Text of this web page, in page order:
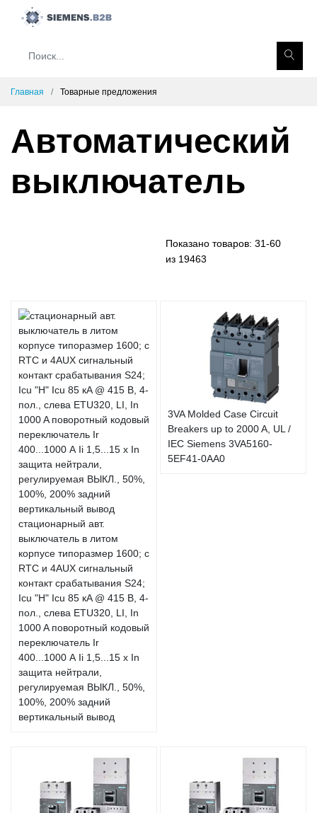
Главная Товарные предложения
Автоматический
выключатель
Показано товаров: 31-60
из 19463
стационарный авт.
выключатель в литом
корпусе типоразмер 1600; с
RTC и 4AUX сигнальный
контакт срабатывания S24;
Icu "H" Icu 85 кA @ 415 В, 4-
пол., слева ETU320, LI, In
1000 A поворотный кодовый
переключатель Ir
400...1000 А Ii 1,5...15 x In
защита нейтрали,
регулируемая ВЫКЛ., 50%,
100%, 200% задний
вертикальный вывод
3VA Molded Case Circuit
Breakers up to 2000 A, UL /
IEC Siemens 3VA5160-
5EF41-0AA0